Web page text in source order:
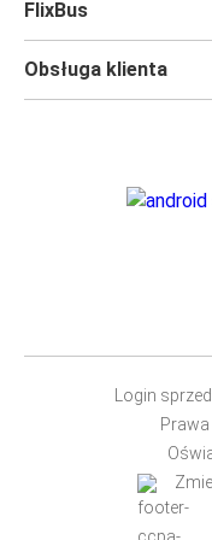
FlixBus
Obsługa klienta
Login